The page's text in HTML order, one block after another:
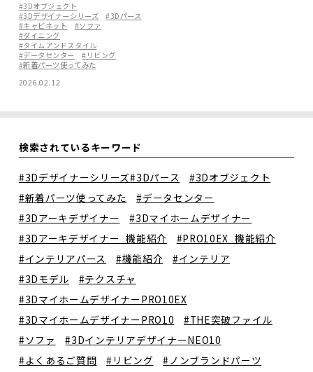
#3Dオブジェクト
#3Dデザイナーシリーズ
#3Dパース
#キャビネット
#ソファ
#ダイニング
#タイムアンドスタイル
#データセンター
#リビング
#新着パーツ使ってみた
2026.02.12
検索されているキーワード
#3Dデザイナーシリーズ#3Dパース
#3Dオブジェクト
#新着パーツ使ってみた
#データセンター
#3Dアーキデザイナー
#3Dマイホームデザイナー
#3Dアーキデザイナー_機能紹介
#PRO10EX_機能紹介
#インテリアパース
#機能紹介
#インテリア
#3Dモデル
#テクスチャ
#3DマイホームデザイナーPRO10EX
#3DマイホームデザイナーPRO10
#THE突破ファイル
#ソファ
#3DインテリアデザイナーNEO10
#よくあるご質問
#リビング
#ノンブランドパーツ